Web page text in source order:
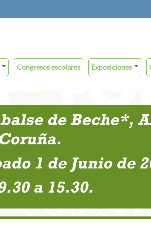
Congresos escolares Exposiciones